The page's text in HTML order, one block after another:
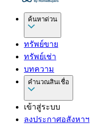
ค้นหาด่วน
ทรัพย์ขาย
ทรัพย์เช่า
บทความ
คำนวณสินเชื่อ
เข้าสู่ระบบ
ลงประกาศอสังหาฯ